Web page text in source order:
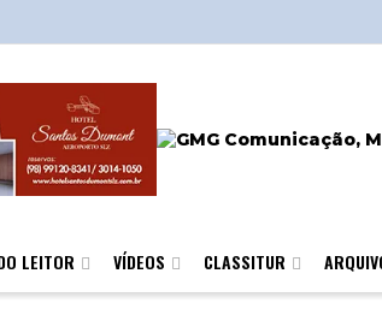
LEITOR VÍDEOS CLASSITUR